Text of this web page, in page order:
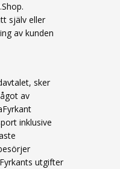
själv eller
av kunden
sker
av
inklusive
utgifter